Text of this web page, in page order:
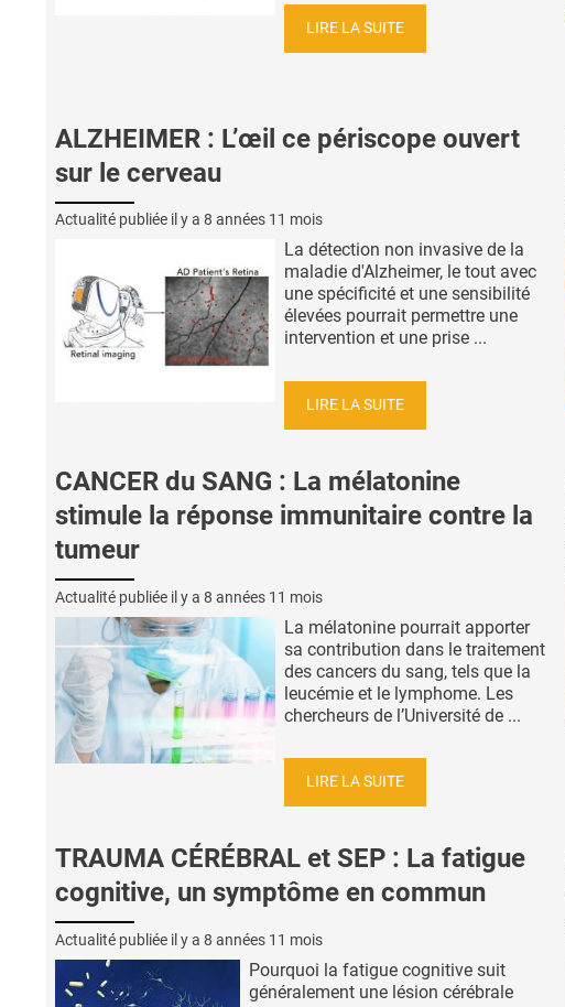
LIRE LA SUITE
ALZHEIMER : L’œil ce périscope ouvert
sur le cerveau
Actualité publiée il y a 8 années 11 mois
La détection non invasive de la
maladie d'Alzheimer, le tout avec
une spécificité et une sensibilité
élevées pourrait permettre une
intervention et une prise ...
LIRE LA SUITE
CANCER du SANG : La mélatonine
stimule la réponse immunitaire contre la
tumeur
Actualité publiée il y a 8 années 11 mois
La mélatonine pourrait apporter
sa contribution dans le traitement
des cancers du sang, tels que la
leucémie et le lymphome. Les
chercheurs de l’Université de ...
LIRE LA SUITE
TRAUMA CÉRÉBRAL et SEP : La fatigue
cognitive, un symptôme en commun
Actualité publiée il y a 8 années 11 mois
Pourquoi la fatigue cognitive suit
généralement une lésion cérébrale